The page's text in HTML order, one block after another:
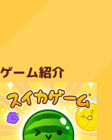
ゲーム紹介